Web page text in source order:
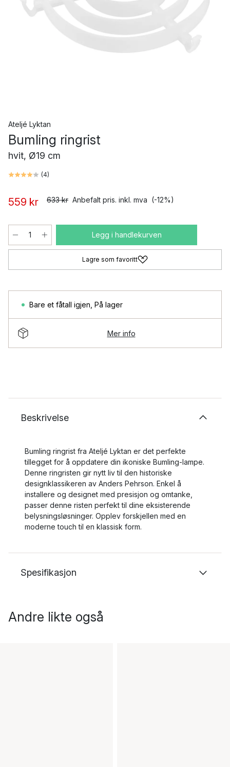
Ateljé Lyktan
Bumling ringrist
hvit, Ø19 cm
(4)
559 kr 633 kr Anbefalt pris. inkl. mva (-12%)
Legg i handlekurven
Lagre som favoritt
Bare et fåtall igjen På lager
Mer info
Beskrivelse
Bumling ringrist fra Ateljé Lyktan er det perfekte
tillegget for å oppdatere din ikoniske Bumling-lampe.
Denne ringristen gir nytt liv til den historiske
designklassikeren av Anders Pehrson. Enkel å
installere og designet med presisjon og omtanke,
passer denne risten perfekt til dine eksisterende
belysningsløsninger. Opplev forskjellen med en
moderne touch til en klassisk form.
Spesifikasjon
Andre likte også